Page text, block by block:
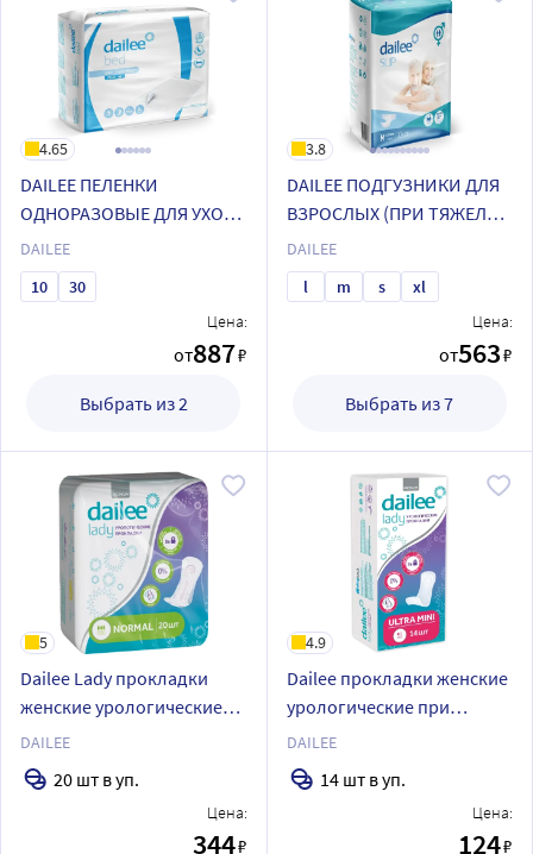
4.65
DAILEE ПЕЛЕНКИ
ОДНОРАЗОВЫЕ ДЛЯ УХОДА
ЗА ЛЕЖАЧИМИ
БОЛЬНЫМИ
DAILEE
10
30
Цена:
от887₽
Выбрать из 2
3.8
DAILEE ПОДГУЗНИКИ ДЛЯ
ВЗРОСЛЫХ (ПРИ ТЯЖЕЛОЙ
СТЕПЕНИ НЕДЕРЖАНИЯ)
DAILEE
l
m s
xl
Цена:
от563₽
Выбрать из 7
5
Dailee Lady прокладки
женские урологические
при легкой и средней
степени недержания
normal 20 шт.
DAILEE
20 шт в уп.
Цена:
344₽
4.9
Dailee прокладки женские
урологические при
капельном недержании
ultra mini 14 шт.
DAILEE
14 шт в уп.
Цена:
124₽